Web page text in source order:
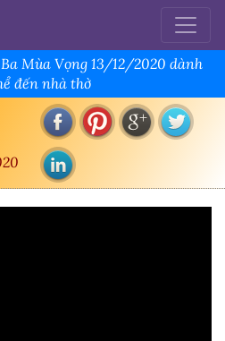
Mùa Vọng 13/12/2020 dành
đến nhà thờ